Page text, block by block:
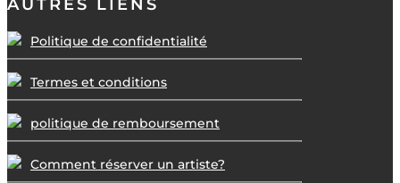
AUTRES LIENS
Politique de confidentialité
Termes et conditions
politique de remboursement
Comment réserver un artiste?